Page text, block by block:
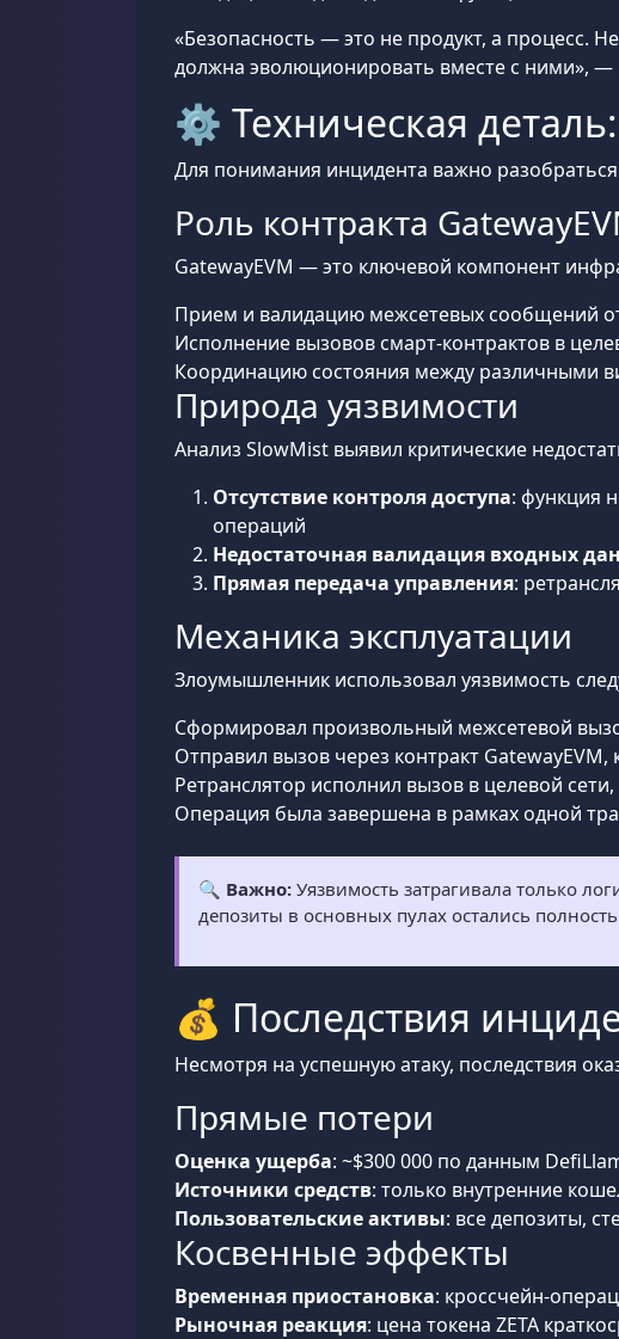
«Безопасность — это не продукт, а процесс.
должна эволюционировать вместе с ними»,
⚙️ Техническая
Для понимания инцидента важно
Роль контракта
GatewayEVM — это ключевой компонент
Прием и валидацию межсетевых сообщений
Исполнение вызовов смарт-контрактов в
Координацию состояния между различными
Природа уязвимости
Анализ SlowMist выявил критические
Отсутствие контроля доступа: функция
операций
Недостаточная валидация входных
Прямая передача управления:
Механика эксплуатации
Злоумышленник использовал уязвимость
Сформировал произвольный межсетевой
Отправил вызов через контракт
Ретранслятор исполнил вызов в целевой
Операция была завершена в рамках одной
🔍 Важно: Уязвимость затрагивала только
депозиты в основных пулах остались
💰 Последствия
Несмотря на успешную атаку, последствия
Прямые потери
Оценка ущерба: ~$300 000 по данным
Источники средств: только внутренние
Пользовательские активы: все депозиты,
Косвенные эффекты
Временная приостановка: кроссчейн-
Рыночная реакция: цена токена ZETA